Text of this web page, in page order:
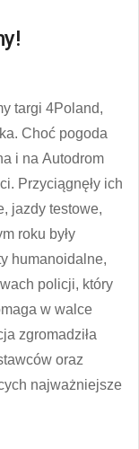
targi 4Poland,
Choć pogoda
i na Autodrom
Przyciągnęły ich
jazdy testowe,
roku były
humanoidalne,
policji, który
w walce
zgromadziła
oraz
najważniejsze